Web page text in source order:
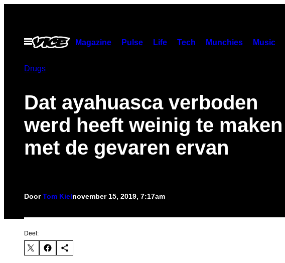
Open
menu
Magazine Pulse Life Tech Munchies Music
Drugs
Dat ayahuasca verboden
werd heeft weinig te maken
met de gevaren ervan
DoorTom Kielnovember 15, 2019, 7:17am
Deel: